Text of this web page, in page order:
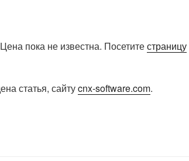
пока не известна. Посетитестраницу
статья, сайтуcnx-software.com.